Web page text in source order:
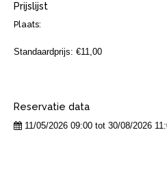
Prijslijst
Plaats:
Standaardprijs: €11,00
Reservatie data
11/05/2026 09:00 tot 30/08/2026